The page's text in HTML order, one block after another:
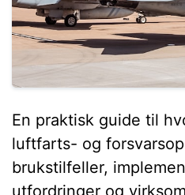
En praktisk guide til
luftfarts- og
brukstilfeller,
utfordringer og